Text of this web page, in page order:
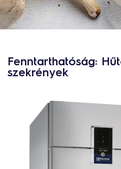
Fenntarthatóság:
szekrények